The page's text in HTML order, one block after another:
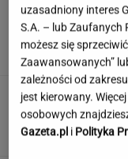
uzasadniony interes
S.A. – lub Zaufanych
możesz się
Zaawansowanych”
zależności od
jest kierowany.
osobowych
Gazeta.pl i Polityka